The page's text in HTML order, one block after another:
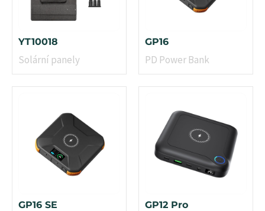
YT10018
Solární panely
GP16
PD Power Bank
GP16 SE GP12 Pro